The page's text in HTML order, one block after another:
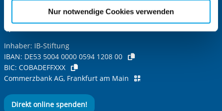
Cookies, die erforderlich zur Bereitstellung der von Ihnen
aufgerufenen und somit gewünschten Website-
Funktionen sind. Diese Cookies setzen wir aufgrund
berechtigter Interessen und daher unabhängig von einer
Einwilligung.
Nur notwendige Cookies verwenden
Spendenkonto
Inhaber: IB-Stiftung
IBAN: DE53 5004 0000 0594 1208 00
BIC: COBADEFFXXX
Commerzbank AG, Frankfurt am Main
Direkt online spenden!